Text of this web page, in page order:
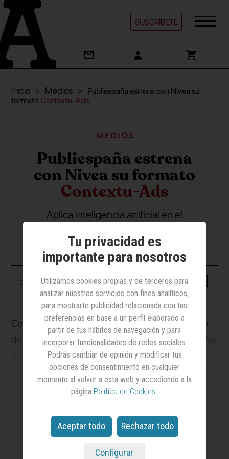
SUSCRÍBETE
Inicio Medios
Publiespaña estrena con Nivea su
formato Contextu-Ads
Medios
Publiespaña estrena
con Nivea su formato
Contextu-Ads
Aplica inteligencia artificial en el
23 octubre 2024
Contextu-Ads fue presentado durante el evento
de celebración del 35º aniversario de la compañía
y también en la pasada edición de La@ de I+A,
donde obtuvo el premio a la mejor ponencia del
encuentro, a cargo de Óscar Flor y Lola Fontán,
Publiespaña, y, además, ha resultado finalista en
los HbbTV Awards 2024 en la categoría Mejor
uso de HbbTV para soluciones basadas en
es el mediolíder en notoriedad y credibilidad
en el sector de la Publicidad y el Marketing
más leído.
Tu privacidad es
importante para nosotros
Utilizamos cookies propias y de terceros para
analizar nuestros servicios con fines analíticos,
para mostrarte publicidad relacionada con tus
preferencias en base a un perfil elaborado a
partir de tus hábitos de navegación y para
incorporar funcionalidades de redes sociales.
Podrás cambiar de opinión y modificar tus
opciones de consentimiento en cualquier
momento al volver a esta web y accediendo a la
página Política de Cookies.
Aceptar todo Rechazar todo
Configurar